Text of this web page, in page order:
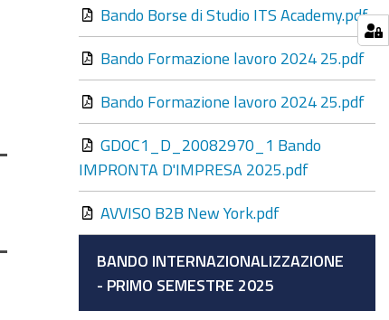
Bando Borse di Studio ITS Academy.pdf
Bando Formazione lavoro 2024 25.pdf
Bando Formazione lavoro 2024 25.pdf
GDOC1_D_20082970_1 Bando
IMPRONTA D'IMPRESA 2025.pdf
AVVISO B2B New York.pdf
BANDO INTERNAZIONALIZZAZIONE
- PRIMO SEMESTRE 2025